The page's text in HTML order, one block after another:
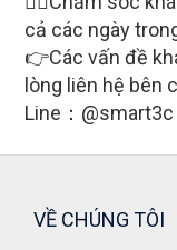
cả các ngày
👉Các vấn đề
lòng liên hệ bên
Line：@smart3c
VỀ CHÚNG TÔI